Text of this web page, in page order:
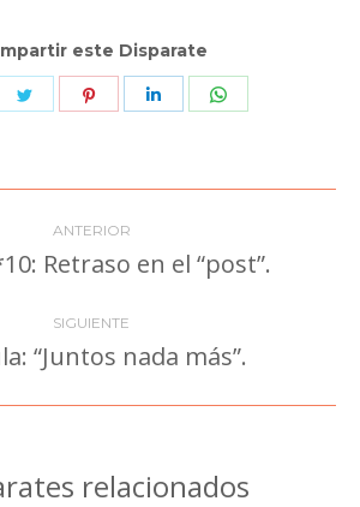
este Disparate
Share
Share
Share
ANTERIOR
Publicación
Retraso en el “post”.
SIGUIENTE
Publicación
“Juntos nada más”.
relacionados